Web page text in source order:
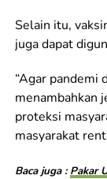
Selain itu,
juga dapat
“Agar pandemi
menambahkan
proteksi
masyarakat
Baca juga : Pakar